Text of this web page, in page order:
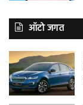
ऑटो जगत